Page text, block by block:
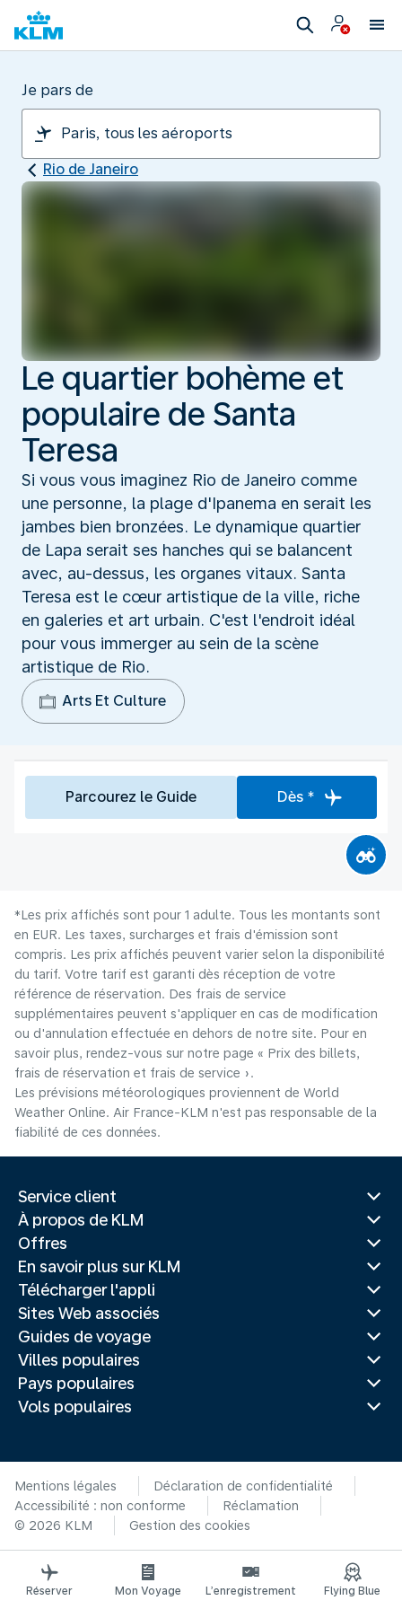
Je pars de
Rio de Janeiro
Le quartier bohème et
populaire de Santa
Teresa
Si vous vous imaginez Rio de Janeiro comme
une personne, la plage d'Ipanema en serait les
jambes bien bronzées. Le dynamique quartier
de Lapa serait ses hanches qui se balancent
avec, au-dessus, les organes vitaux. Santa
Teresa est le cœur artistique de la ville, riche
en galeries et art urbain. C'est l'endroit idéal
pour vous immerger au sein de la scène
artistique de Rio.
Arts Et Culture
Parcourez le Guide Dès *
*Les prix affichés sont pour 1 adulte. Tous les montants sont
en EUR. Les taxes, surcharges et frais d'émission sont
compris. Les prix affichés peuvent varier selon la disponibilité
du tarif. Votre tarif est garanti dès réception de votre
référence de réservation. Des frais de service
supplémentaires peuvent s'appliquer en cas de modification
ou d'annulation effectuée en dehors de notre site. Pour en
savoir plus, rendez-vous sur notre page « Prix des billets,
frais de réservation et frais de service ».
Les prévisions météorologiques proviennent de World
Weather Online. Air France-KLM n'est pas responsable de la
fiabilité de ces données.
Service client
À propos de KLM
Offres
En savoir plus sur KLM
Télécharger l'appli
Sites Web associés
Guides de voyage
Villes populaires
Pays populaires
Vols populaires
Mentions légales
Déclaration de confidentialité
Accessibilité : non conforme
Réclamation
© 2026 KLM
Gestion des cookies
Réserver Mon Voyage L’enregistrement Flying Blue